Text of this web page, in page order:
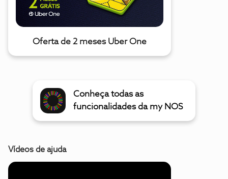
Oferta de 2 meses Uber One
Conheça todas as
funcionalidades da my NOS
Vídeos de ajuda